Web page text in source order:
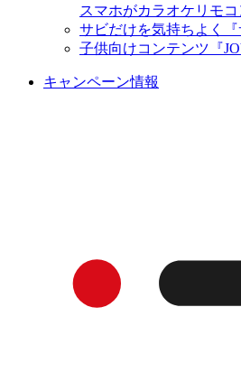
スマホがカラオケリモコ
サビだけを気持ちよく『
子供向けコンテンツ『
キャンペーン情報